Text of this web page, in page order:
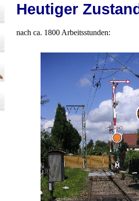
Heutiger
nach ca. 1800 Arbeitsstunden: